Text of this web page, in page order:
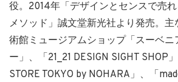
役。2014年「デザインとセンスで売
メソッド」誠文堂新光社より発売。
術館ミュージアムショップ「スーベニ
ー」、「21_21 DESIGN SIGHT SHOP
STORE TOKYO by NOHARA」、「